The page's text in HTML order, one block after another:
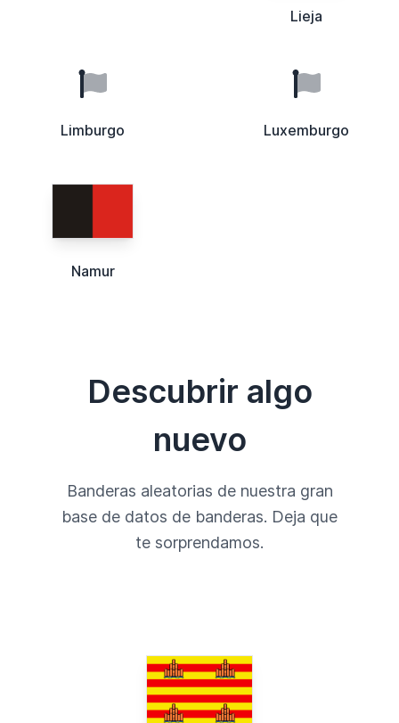
Lieja
Limburgo Luxemburgo
Namur
Descubrir algo
nuevo
Banderas aleatorias de nuestra gran
base de datos de banderas. Deja que
te sorprendamos.